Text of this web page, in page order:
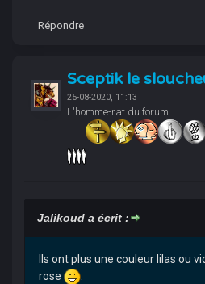
Répondre
Sceptik le
25-08-2020, 11:13
L'homme-rat du forum.
Jalikoud a écrit :
Ils ont plus une couleur lilas ou
rose
.